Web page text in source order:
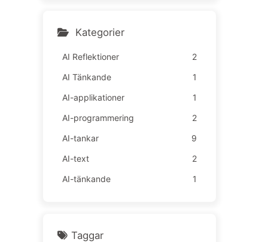
Kategorier
AI Reflektioner
2
AI Tänkande
1
AI-applikationer
1
AI-programmering
2
AI-tankar
9
AI-text
2
AI-tänkande
1
Taggar